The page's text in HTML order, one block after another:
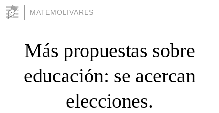
MATEMOLIVARES
Más propuestas sobre
educación: se acercan
elecciones.